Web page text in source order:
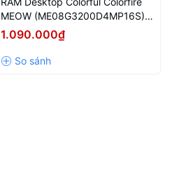
MEOW (ME08G3200D4MP16S)
8GB (1x8GB) DDR4 3200MHz
1.090.000₫